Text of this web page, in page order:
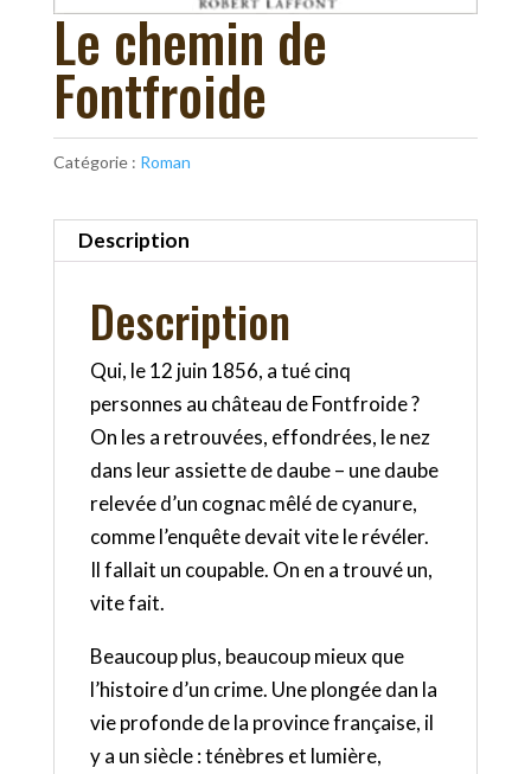
Le chemin de
Fontfroide
Catégorie : Roman
Description
Description
Qui, le 12 juin 1856, a tué cinq
personnes au château de Fontfroide ?
On les a retrouvées, effondrées, le nez
dans leur assiette de daube – une daube
relevée d’un cognac mêlé de cyanure,
comme l’enquête devait vite le révéler.
Il fallait un coupable. On en a trouvé un,
vite fait.
Beaucoup plus, beaucoup mieux que
l’histoire d’un crime. Une plongée dan la
vie profonde de la province française, il
y a un siècle : ténèbres et lumière,